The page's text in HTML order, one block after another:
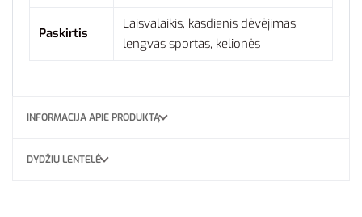
Paskirtis
Laisvalaikis, kasdienis dėvėjimas,
lengvas sportas, kelionės
INFORMACIJA APIE PRODUKTĄ
DYDŽIŲ LENTELĖ